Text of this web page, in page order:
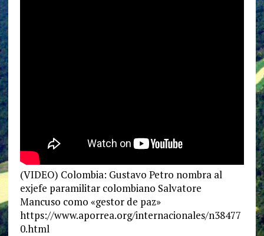
(VIDEO) Colombia: Gustavo Petro nombra al
exjefe paramilitar colombiano Salvatore
Mancuso como «gestor de paz»
https://www.aporrea.org/internacionales/n38477
0.html